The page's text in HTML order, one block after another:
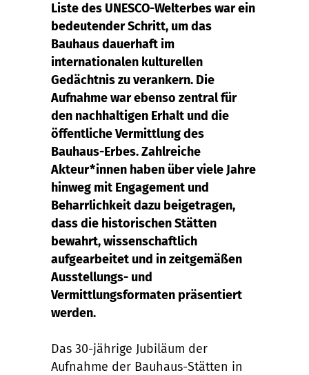
Liste des UNESCO-Welterbes war ein
bedeutender Schritt, um das
Bauhaus dauerhaft im
internationalen kulturellen
Gedächtnis zu verankern. Die
Aufnahme war ebenso zentral für
den nachhaltigen Erhalt und die
öffentliche Vermittlung des
Bauhaus-Erbes. Zahlreiche
Akteur*innen haben über viele Jahre
hinweg mit Engagement und
Beharrlichkeit dazu beigetragen,
dass die historischen Stätten
bewahrt, wissenschaftlich
aufgearbeitet und in zeitgemäßen
Ausstellungs- und
Vermittlungsformaten präsentiert
werden.
Das 30-jährige Jubiläum der
Aufnahme der Bauhaus-Stätten in